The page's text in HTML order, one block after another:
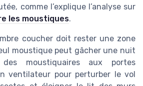
comme l’explique l’analyse sur
les moustiques.
coucher doit rester une zone
moustique peut gâcher une nuit
moustiquaires aux portes
ventilateur pour perturber le vol